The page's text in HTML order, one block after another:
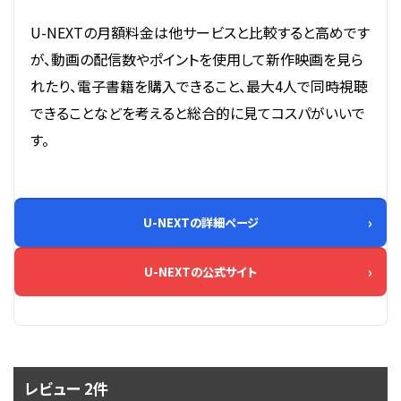
U-NEXTの月額料金は他サービスと比較すると高めです
が、動画の配信数やポイントを使用して新作映画を見ら
れたり、電子書籍を購入できること、最大4人で同時視聴
できることなどを考えると総合的に見てコスパがいいで
す。
U-NEXTの詳細ページ
U-NEXTの公式サイト
レビュー 2件